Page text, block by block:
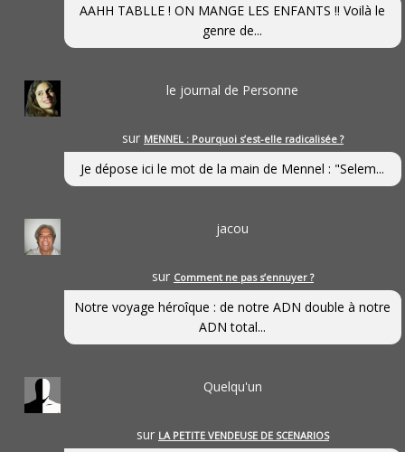
AAHH TABLLE ! ON MANGE LES ENFANTS !! Voilà le
genre de...
le journal de Personne
sur MENNEL : Pourquoi s’est-elle radicalisée ?
Je dépose ici le mot de la main de Mennel : "Selem...
jacou
sur Comment ne pas s’ennuyer ?
Notre voyage héroîque : de notre ADN double à notre
ADN total...
Quelqu'un
sur LA PETITE VENDEUSE DE SCENARIOS